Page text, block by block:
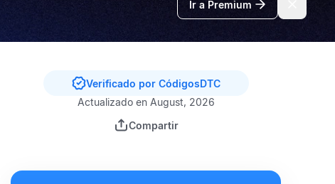
Ir a Premium
Verificado por CódigosDTC
Actualizado en August, 2026
Compartir